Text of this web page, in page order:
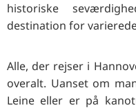
historiske
destination for
Alle, der rejser i
overalt. Uanset om
Leine eller er på